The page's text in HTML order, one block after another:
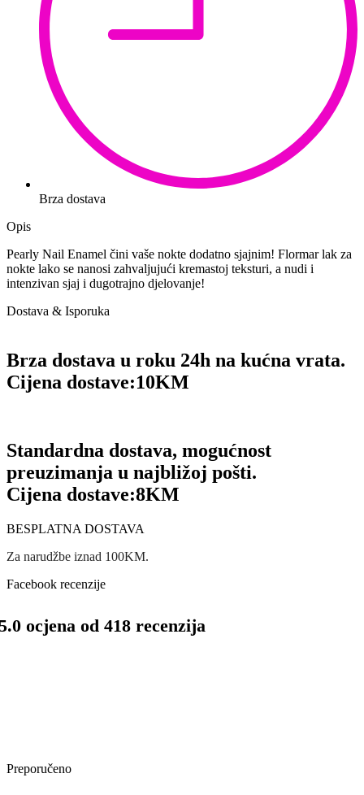
Brza dostava
Opis
Pearly Nail Enamel čini vaše nokte dodatno sjajnim! Flormar lak za
nokte lako se nanosi zahvaljujući kremastoj teksturi, a nudi i
intenzivan sjaj i dugotrajno djelovanje!
Dostava & Isporuka
Brza dostava u roku 24h na kućna vrata.
Cijena dostave:10KM
Standardna dostava, mogućnost
preuzimanja u najbližoj pošti.
Cijena dostave:8KM
BESPLATNA DOSTAVA
Za narudžbe iznad 100KM.
Facebook recenzije
ocjena od 418 recenzija
Preporučeno